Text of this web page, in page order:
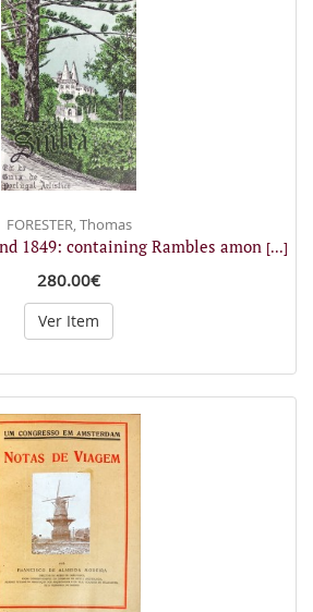
FORESTER, Thomas
1849: containing Rambles amon [...]
280.00€
Ver Item